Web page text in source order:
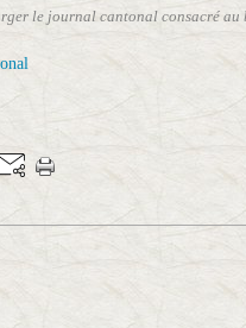
le journal cantonal consacré au